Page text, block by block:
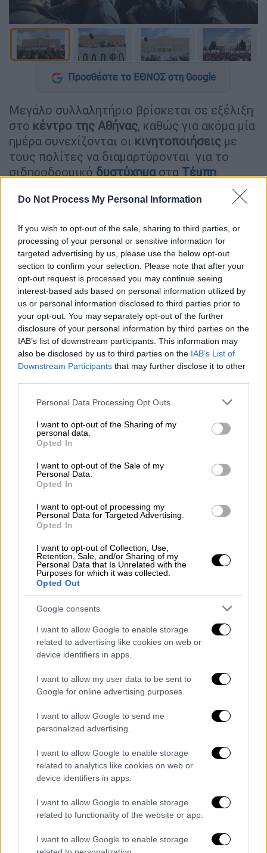
Do Not Process My Personal Information
If you wish to opt-out of the sale, sharing to third parties, or
processing of your personal or sensitive information for
targeted advertising by us, please use the below opt-out
section to confirm your selection. Please note that after your
opt-out request is processed you may continue seeing
interest-based ads based on personal information utilized by
us or personal information disclosed to third parties prior to
your opt-out. You may separately opt-out of the further
disclosure of your personal information by third parties on the
IAB’s list of downstream participants. This information may
also be disclosed by us to third parties on the IAB’s List of
Downstream Participants that may further disclose it to other
Please note that this website/app uses one or more Google
not limited to your visit or usage behaviour. You may click to
grant or deny consent to Google and its third-party tags to
use your data for below specified purposes in below Google
consent section.
Personal Data Processing Opt Outs
I want to opt-out of the Sharing of my
personal data.
Opted In
I want to opt-out of the Sale of my
Personal Data.
Opted In
I want to opt-out of processing my
Personal Data for Targeted Advertising.
Opted In
I want to opt-out of Collection, Use,
Retention, Sale, and/or Sharing of my
Personal Data that Is Unrelated with the
Purposes for which it was collected.
Opted Out
Google consents
I want to allow Google to enable storage
related to advertising like cookies on web or
device identifiers in apps.
I want to allow my user data to be sent to
Google for online advertising purposes.
I want to allow Google to send me
personalized advertising.
I want to allow Google to enable storage
related to analytics like cookies on web or
device identifiers in apps.
I want to allow Google to enable storage
related to functionality of the website or app.
I want to allow Google to enable storage
Προσθέστε το ΕΘΝΟΣ στη Google
Μεγάλο συλλαλητήριο βρίσκεται σε εξέλιξη
στο κέντρο της Αθήνας, καθώς για ακόμα μία
ημέρα συνεχίζονται οι κινητοποιήσεις με
τους πολίτες να διαμαρτύρονται για το
σιδηροδρομικό δυστύχημαστα Τέμπη.
Οι συγκεντρωμένοι άφησαν στον ουρανό
που έχασαν τη ζωή τους μέσα στις μοιραίες
αμαξοστοιχίες .
video
Την ίδια ώρα η ΕΛΑΣ έχει προχωρήσει σε
κυκλοφοριακές ρυθμίσεις στο κέντρο της
Αθήνας, ενώ έχει διακοπεί η κυκλοφορία
των οχημάτων στηλεωφόρο Βασιλίσσης
Αμαλίας.
Σε κάθε περίπτωση, στο κάλεσμα του
Σωματείου Εργαζομένων στον σιδηρόδρομο
συμμετέχουν η ΑΔΕΔΥ, εργατικά συνδικάτα,
φοιτητικοί, μαθητικοί και εκπαιδευτικοί
σύλλογοι και άλλοι φορείς.
video
ΟΛΕΣ ΟΙ ΕΙΔΗΣΕΙΣ
Μητσοτάκης για Τέμπη: Συγγνώμη στους
συγγενείς των θυμάτων - Δεν πρέπει να
κρυφτούμε πίσω από το ανθρώπινο
Ευρωπαϊκό Πρωτάθλημα κλειστού